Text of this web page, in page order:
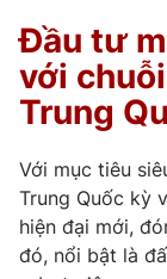
Hitech Công
Sản phẩm
Thị trường
Tư vấn
Giao lưu trực
Lịch phát sóng
Chuyên mục khác
Emagazine
Đầu tư
với
Trung
Với mục tiêu
Trung Quốc kỳ
hiện đại mới,
đó, nổi bật là